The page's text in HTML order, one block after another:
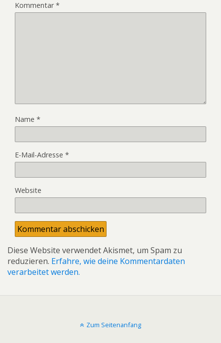
Kommentar*
Name *
E-Mail-Adresse *
Website
Diese Website verwendet Akismet, um Spam zu
reduzieren. Erfahre, wie deine Kommentardaten
verarbeitet werden.
Zum Seitenanfang